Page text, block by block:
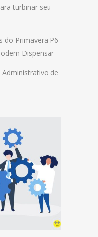
turbinar seu
do Primavera P6
Dispensar
Administrativo de